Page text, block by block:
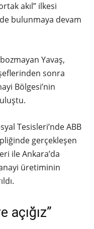
akıl” ilkesi
bulunmaya devam
Yavaş,
sonra
Bölgesi’nin
Tesisleri’nde ABB
gerçekleşen
ile Ankara’da
üretiminin
açığız”